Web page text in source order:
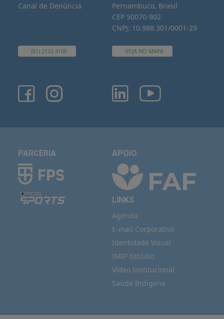
Canal de Denúncia
(81) 2122.4100
Pernambuco, Brasil
CEP 50070-902
CNPJ: 10.988.301/0001-29
VEJA NO MAPA
PARCERIA APOIO
LINKS
Agenda
E-mail Corporativo
Identidade Visual
IMIP Estúdio
Vídeo Institucional
Saúde Indígena